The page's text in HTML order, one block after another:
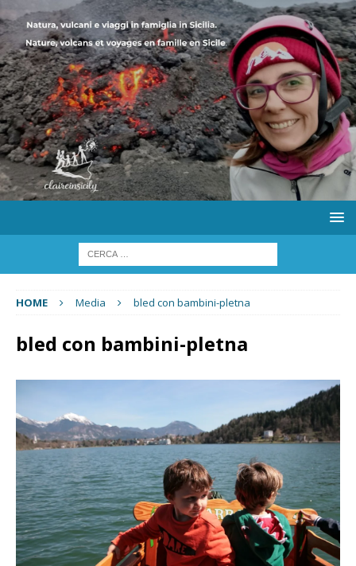
HOME Media bled con bambini-pletna
bled con bambini-pletna